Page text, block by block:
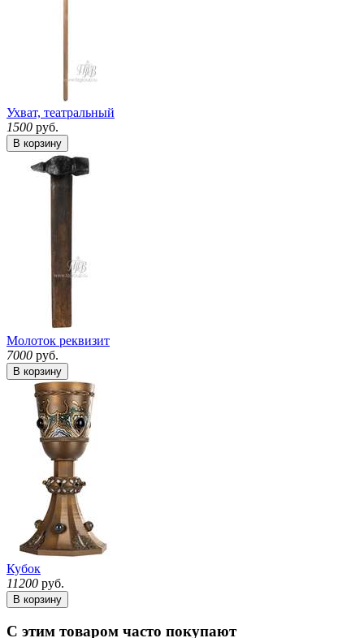
Ухват, театральный
1500 руб.
В корзину
Молоток реквизит
7000 руб.
В корзину
Кубок
11200 руб.
В корзину
С этим товаром часто покупают